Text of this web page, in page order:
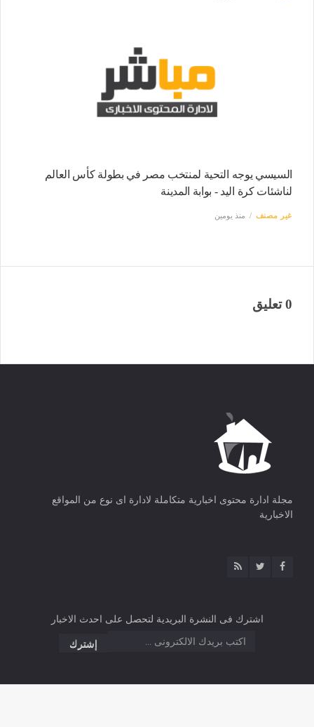
السيسي يوجه التحية لمنتخب مصر في بطولة كأس العالم
لناشئات كرة اليد - بوابة المدينة
غير مصنف منذ يومين
0 تعليق
مجلة ادارة محتوى اخبارية متكاملة لادارة اى نوع من المواقع
الاخبارية
اشترك فى النشرة البريدية لتحصل على احدث الاخبار